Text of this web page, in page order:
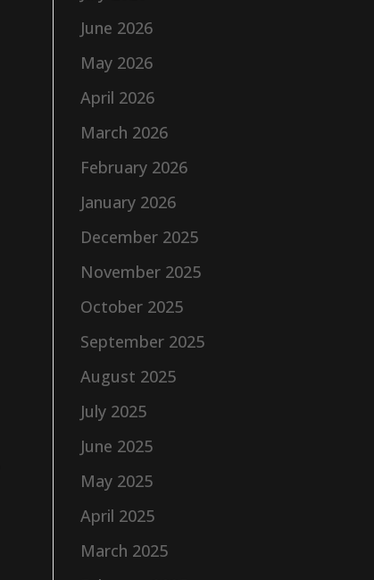
June 2026
May 2026
April 2026
March 2026
February 2026
January 2026
December 2025
November 2025
October 2025
September 2025
August 2025
July 2025
June 2025
May 2025
April 2025
March 2025